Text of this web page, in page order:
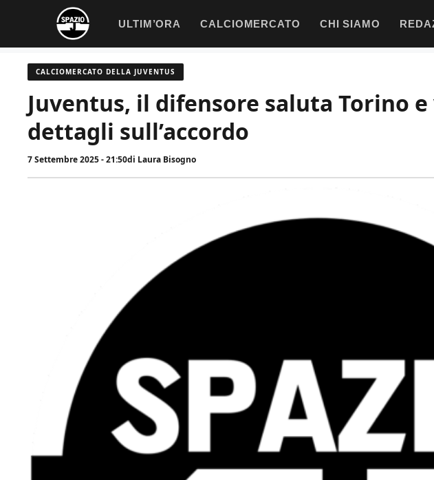
contenuto
ULTIM’ORA CALCIOMERCATO CHI SIAMO
CALCIOMERCATO DELLA JUVENTUS
Juventus, il difensore saluta Torino
dettagli sull’accordo
7 Settembre 2025 - 21:50di Laura Bisogno